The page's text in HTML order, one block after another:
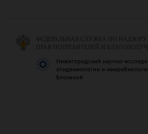
ФЕДЕРАЛЬНАЯ СЛУЖБА ПО НАДЗОРУ
ПРАВ ПОТРЕБИТЕЛЕЙ И
Нижегородский научно-
эпидемиологии и
Блохиной